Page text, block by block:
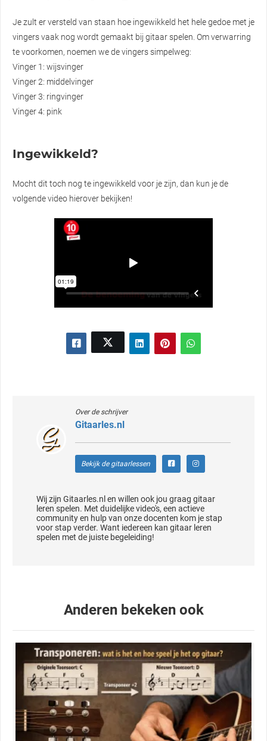
Je zult er versteld van staan hoe ingewikkeld het hele gedoe met je
vingers vaak nog wordt gemaakt bij gitaar spelen. Om verwarring
te voorkomen, noemen we de vingers simpelweg:
Vinger 1: wijsvinger
Vinger 2: middelvinger
Vinger 3: ringvinger
Vinger 4: pink
Ingewikkeld?
Mocht dit toch nog te ingewikkeld voor je zijn, dan kun je de
volgende video hierover bekijken!
Over de schrijver
Gitaarles.nl
Bekijk de gitaarlessen
Wij zijn Gitaarles.nl en willen ook jou graag gitaar
leren spelen. Met duidelijke video's, een actieve
community en hulp van onze docenten kom je stap
voor stap verder. Want iedereen kan gitaar leren
Anderen bekeken ook